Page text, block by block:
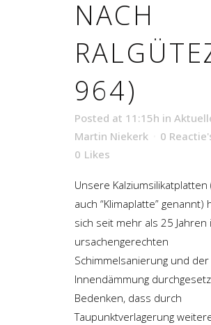
NACH
964)
Posted at 11:15h in
Martin Niekerk
0
0 Likes
Unsere
auch “Klimaplatte” genannt)
sich seit mehr als 25 Jahren
ursachengerechten
Schimmelsanierung und der
Innendämmung
Bedenken, dass durch
Taupunktverlagerung